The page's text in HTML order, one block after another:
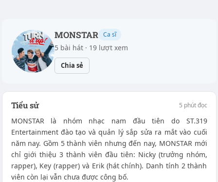
MONSTAR Ca sĩ
5 bài hát · 19 lượt xem
Chia sẻ
Tiểu sử 5 phút đọc
MONSTAR là nhóm nhạc nam đầu tiên do ST.319
Entertainment đào tạo và quản lý sắp sửa ra mắt vào cuối
năm nay. Gồm 5 thành viên nhưng đến nay, MONSTAR mới
chỉ giới thiệu 3 thành viên đầu tiên: Nicky (trưởng nhóm,
rapper), Key (rapper) và Erik (hát chính). Danh tính 2 thành
viên còn lại vẫn chưa được công bố.